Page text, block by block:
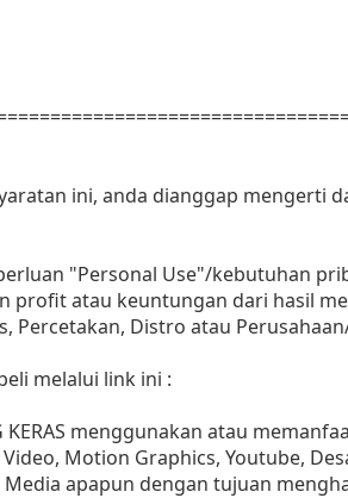
ini, anda dianggap mengerti
"Personal Use"/kebutuhan
profit atau keuntungan dari hasil
Percetakan, Distro atau
melalui link ini :
KERAS menggunakan atau
Motion Graphics, Youtube,
apapun dengan tujuan